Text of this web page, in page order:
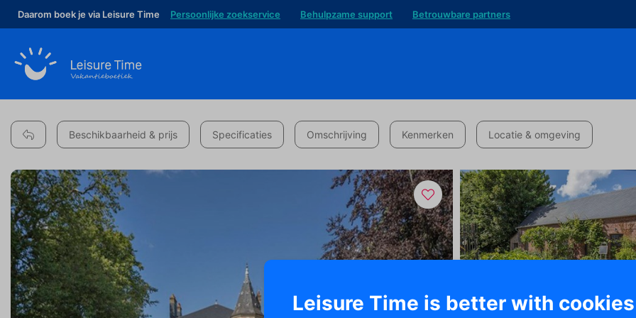
Daarom boek je via Leisure Time Persoonlijke zoekservice Behulpzame support Betrouwbare partners
Beschikbaarheid & prijs Specificaties Omschrijving Kenmerken Locatie & omgeving
Leisure Time is better with